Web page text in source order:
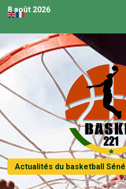
8 août 2026
Actualités du basketball